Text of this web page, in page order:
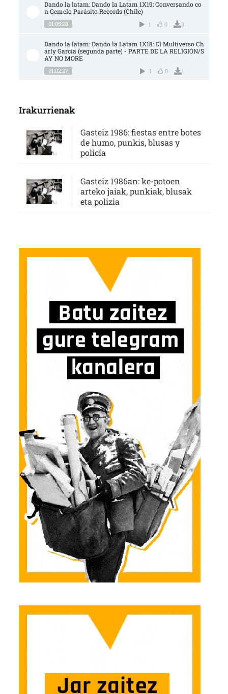
Dando la latam: Dando la Latam 1X19: Conversando co
n Gemelo Parásito Records (Chile)
01:05:28 1 0 3
Dando la latam: Dando la Latam 1X18: El Multiverso Ch
arly García (segunda parte) - PARTE DE LA RELIGIÓN/S
AY NO MORE
01:02:27 1 0 1
Irakurrienak
Gasteiz 1986: fiestas entre botes
de humo, punkis, blusas y
policía
Gasteiz 1986an: ke-potoen
arteko jaiak, punkiak, blusak
eta polizia